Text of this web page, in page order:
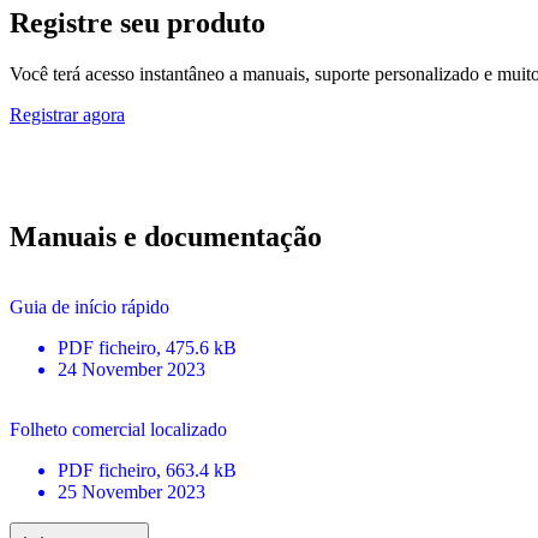
Registre seu produto
Você terá acesso instantâneo a manuais, suporte personalizado e
Registrar agora
Manuais e documentação
Guia de início rápido
PDF ficheiro, 475.6 kB
24 November 2023
Folheto comercial localizado
PDF ficheiro, 663.4 kB
25 November 2023